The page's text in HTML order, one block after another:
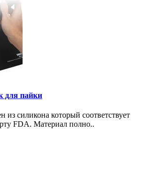
для пайки
из силикона который соответствует
FDA. Материал полно..